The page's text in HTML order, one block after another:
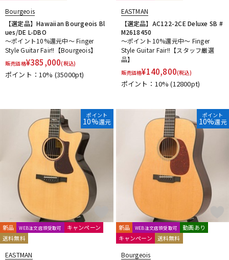
Bourgeois
【選定品】Hawaiian Bourgeois Bl
ues/DE L-DBO
～ポイント10%還元中～ Finger
Style Guitar Fair!!【Bourgeois】
販売価格¥385,000(税込)
ポイント：10% (35000pt)
EASTMAN
【選定品】AC122-2CE Deluxe SB #
M2618450
～ポイント10%還元中～ Finger
Style Guitar Fair!!【スタッフ厳選
品】
販売価格¥140,800(税込)
ポイント：10%(12800pt)
ポイント
10%還元
新品 WEB注文店頭受取可
キャンペーン
送料無料
EASTMAN
ポイント
10%還元
新品 WEB注文店頭受取可
動画あり
キャンペーン
送料無料
Bourgeois